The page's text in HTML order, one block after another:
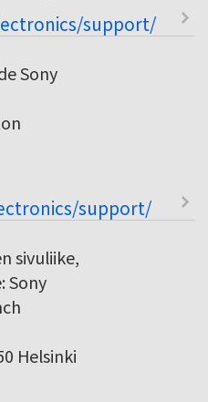
support/
Sony
support/
sivuliike,
Sony
Helsinki